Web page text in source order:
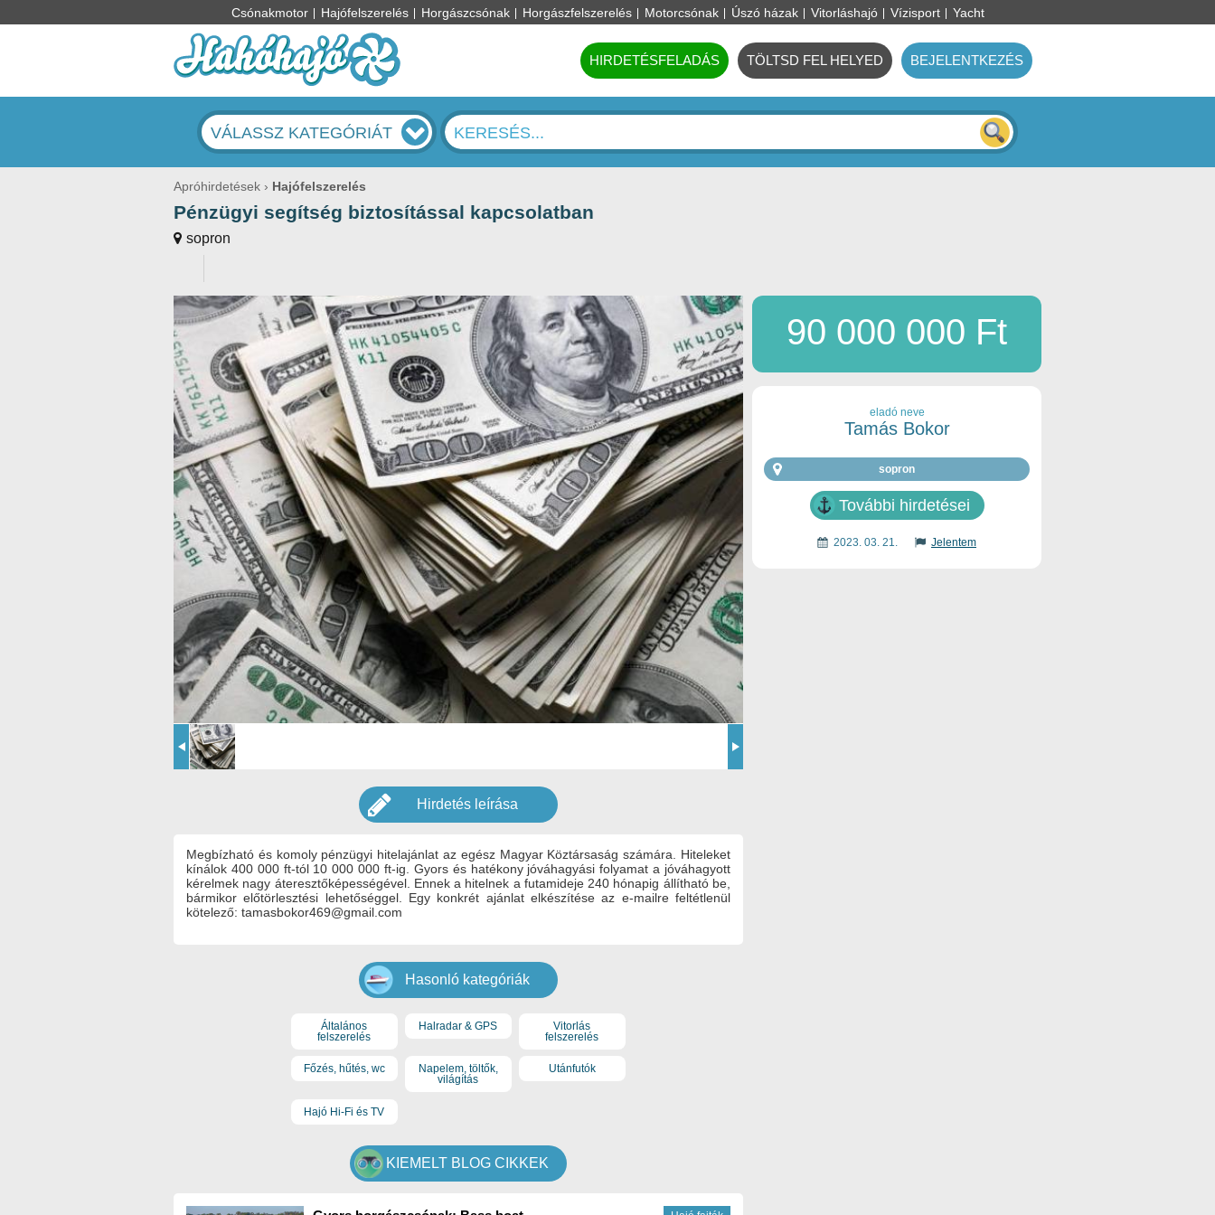
Csónakmotor Hajófelszerelés Horgászcsónak Horgászfelszerelés Motorcsónak Úszó házak Vitorláshajó Vízisport Yacht
HIRDETÉSFELADÁS TÖLTSD FEL HELYED BEJELENTKEZÉS
VÁLASSZ KATEGÓRIÁT
Apróhirdetések Hajófelszerelés
Pénzügyi segítség biztosítással kapcsolatban
sopron
90 000 000 Ft
eladó neve
Tamás Bokor
sopron
További hirdetései
2023. 03. 21. Jelentem
Hirdetés leírása
Megbízható és komoly pénzügyi hitelajánlat az egész Magyar Köztársaság számára. Hiteleket
kínálok 400 000 ft-tól 10 000 000 ft-ig. Gyors és hatékony jóváhagyási folyamat a jóváhagyott
kérelmek nagy áteresztőképességével. Ennek a hitelnek a futamideje 240 hónapig állítható be,
bármikor előtörlesztési lehetőséggel. Egy konkrét ajánlat elkészítése az e-mailre feltétlenül
kötelező: tamasbokor469@gmail.com
Hasonló kategóriák
Általános
felszerelés
Halradar & GPS
Vitorlás
felszerelés
Főzés, hűtés, wc
Napelem, töltők,
világítás
Utánfutók
Hajó Hi-Fi és TV
KIEMELT BLOG CIKKEK